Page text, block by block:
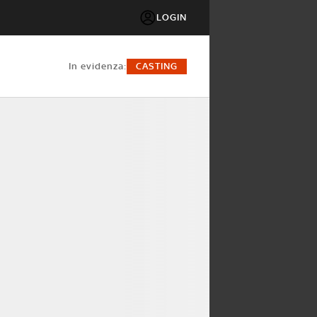
LOGIN
in evidenza: CASTING